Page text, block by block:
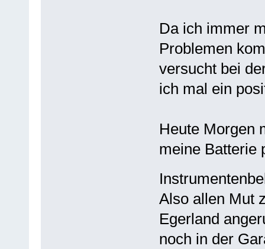
Da ich immer
Problemen
versucht bei
ich mal ein
Heute Morgen
meine Batterie
Also allen Mut
Egerland
noch in der